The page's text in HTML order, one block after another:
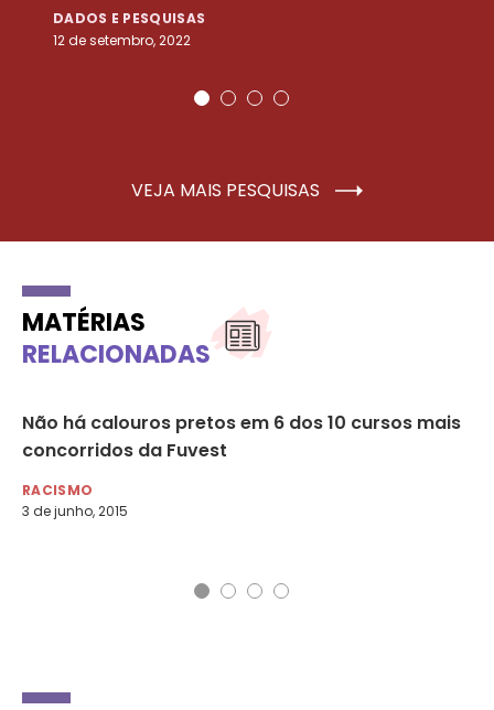
DADOS E PESQUISAS
12 de setembro, 2022
VEJA MAIS PESQUISAS
MATÉRIAS
RELACIONADAS
Não há calouros pretos em 6 dos 10 cursos mais
concorridos da Fuvest
RACISMO
3 de junho, 2015